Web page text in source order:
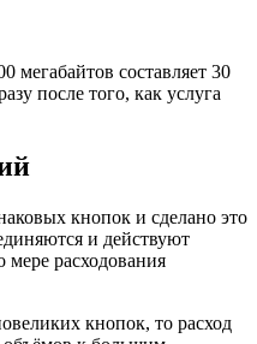
мегабайтов составляет 30
после того, как услуга
кнопок и сделано это
и действуют
мере расходования
кнопок, то расход